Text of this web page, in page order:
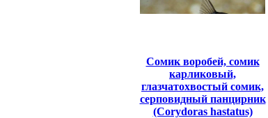
Сомик воробей, сомик
карликовый,
глазчатохвостый сомик,
серповидный панцирник
(Corydoras hastatus)